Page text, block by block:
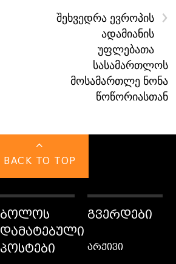
›
შეხვედრა ევროპის
ადამიანის
უფლებათა
სასამართლოს
მოსამართლე ნონა
წოწორიასთან
BACK TO TOP
ᲑᲝᲚᲝᲡ
ᲓᲐᲛᲐᲢᲔᲑᲣᲚᲘ
ᲞᲝᲡᲢᲔᲑᲘ
ᲒᲕᲔᲠᲓᲔᲑᲘ
არქივი